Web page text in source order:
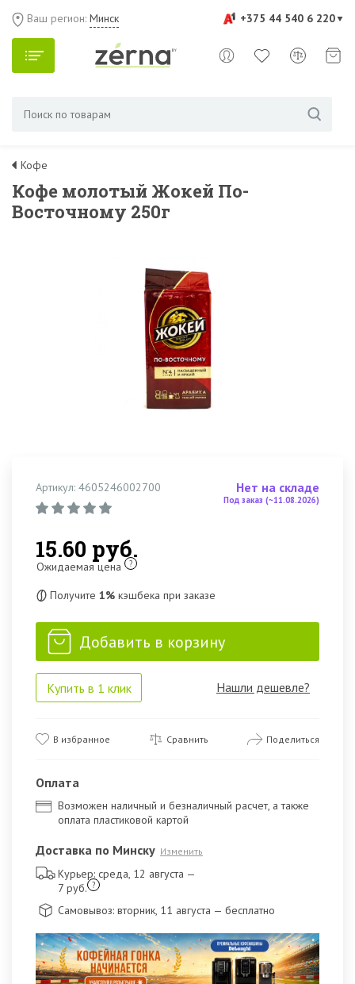
+375 44 540 6 220
Ваш регион: Минск
Кофе
Кофе молотый Жокей По-
Восточному 250г
Артикул: 4605246002700 Нет на складе
Под заказ (~11.08.2026)
15.60 руб.
Ожидаемая цена ?
Получите 1% кэшбека при заказе
Добавить в корзину
Купить в 1 клик Нашли дешевле?
В избранное Сравнить Поделиться
Оплата
Возможен наличный и безналичный расчет, а также
оплата пластиковой картой
Доставка по Минску Изменить
Курьер: среда, 12 августа —
7 руб. ?
Самовывоз: вторник, 11 августа — бесплатно